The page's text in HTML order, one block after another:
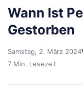
Wann Ist
Gestorben
Samstag, 2. März 2024
7 Min. Lesezeit